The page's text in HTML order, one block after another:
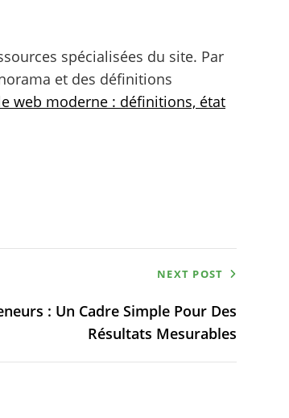
spécialisées du site. Par
et des définitions
web moderne : définitions, état
NEXT POST
: Un Cadre Simple Pour Des
Résultats Mesurables